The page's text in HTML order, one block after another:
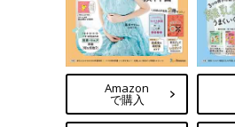
Amazon
で購入